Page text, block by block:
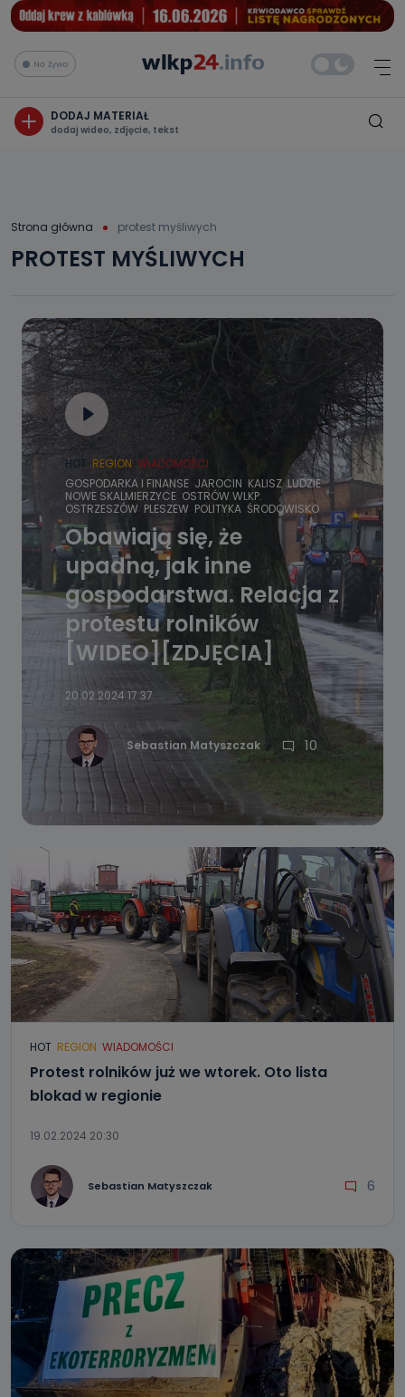
Na żywo
DODAJ MATERIAŁ
dodaj wideo, zdjęcie, tekst
Strona główna protest myśliwych
PROTEST MYŚLIWYCH
HOT REGION WIADOMOŚCI
GOSPODARKA I FINANSE JAROCIN KALISZ LUDZIE
NOWE SKALMIERZYCE OSTRÓW WLKP.
OSTRZESZÓW PLESZEW POLITYKA ŚRODOWISKO
Obawiają się, że
upadną, jak inne
gospodarstwa. Relacja z
protestu rolników
[WIDEO][ZDJĘCIA]
20.02.2024 17:37
Sebastian Matyszczak 10
HOT REGION WIADOMOŚCI
Protest rolników już we wtorek. Oto lista
blokad w regionie
19.02.2024 20:30
Sebastian Matyszczak 6